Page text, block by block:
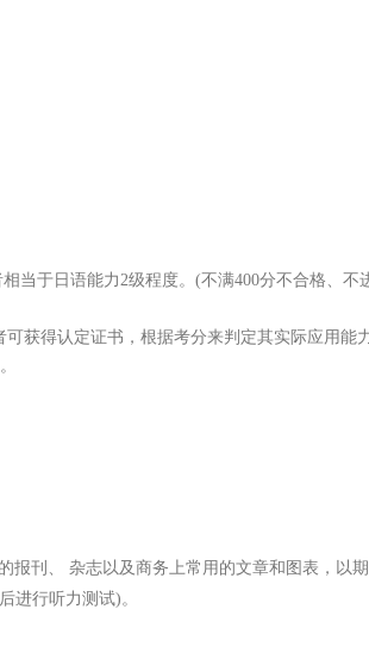
当于日语能力2级程度。(不满400分不合格、不
获得认定证书，根据考分来判定其实际应用能
报刊、 杂志以及商务上常用的文章和图表，以
进行听力测试)。